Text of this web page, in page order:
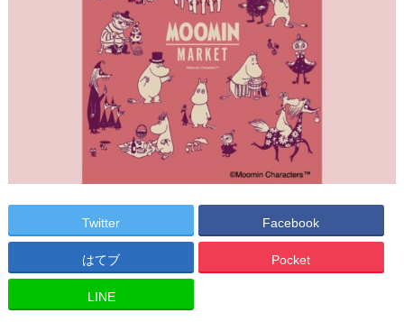
Twitter Facebook
はてブ Pocket
LINE